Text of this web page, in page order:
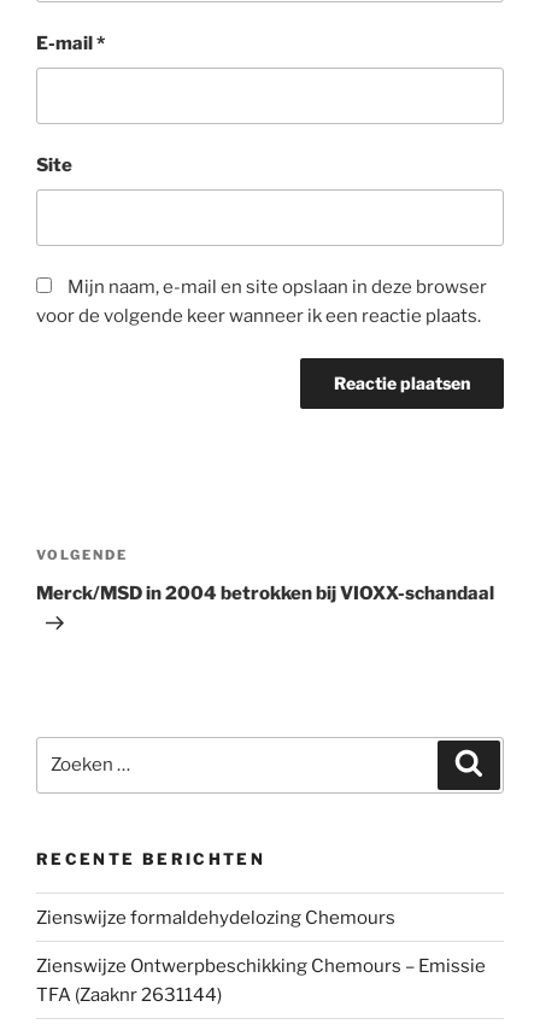
E-mail*
Site
Mijn naam, e-mail en site opslaan in deze browser
voor de volgende keer wanneer ik een reactie plaats.
navigatie
Volgend
bericht
VOLGENDE
Merck/MSD in 2004 betrokken bij VIOXX-schandaal
naar:
RECENTE BERICHTEN
Zienswijze formaldehydelozing Chemours
Zienswijze Ontwerpbeschikking Chemours – Emissie
TFA (Zaaknr 2631144)